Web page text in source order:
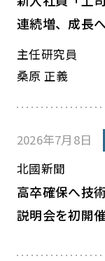
連続増、成長
主任研究員
桑原 正義
2026年7月8日
北國新聞
高卒確保へ技
説明会を初開催